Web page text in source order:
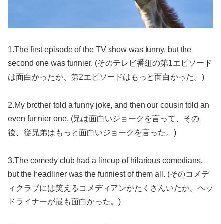
1.The first episode of the TV show was funny, but the
second one was funnier. (そのテレビ番組の第1エピソード
は面白かったが、第2エピソードはもっと面白かった。)
2.My brother told a funny joke, and then our cousin told an
even funnier one. (兄は面白いジョークを言って、その
後、従兄弟はもっと面白いジョークを言った。)
3.The comedy club had a lineup of hilarious comedians,
but the headliner was the funniest of them all. (そのコメデ
ィクラブには笑えるコメディアンがたくさんいたが、ヘッ
ドライナーが最も面白かった。)